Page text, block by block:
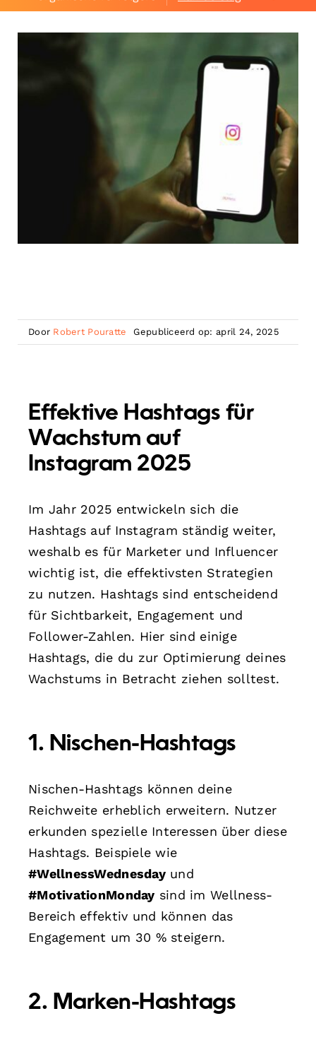
Door Robert Pouratte Gepubliceerd op: april 24, 2025
Effektive Hashtags für
Wachstum auf
Instagram 2025
Im Jahr 2025 entwickeln sich die
Hashtags auf Instagram ständig weiter,
weshalb es für Marketer und Influencer
wichtig ist, die effektivsten Strategien
zu nutzen. Hashtags sind entscheidend
für Sichtbarkeit, Engagement und
Follower-Zahlen. Hier sind einige
Hashtags, die du zur Optimierung deines
Wachstums in Betracht ziehen solltest.
1. Nischen-Hashtags
Nischen-Hashtags können deine
Reichweite erheblich erweitern. Nutzer
erkunden spezielle Interessen über diese
Hashtags. Beispiele wie
#WellnessWednesdayund
#MotivationMonday sind im Wellness-
Bereich effektiv und können das
Engagement um 30 % steigern.
2. Marken-Hashtags